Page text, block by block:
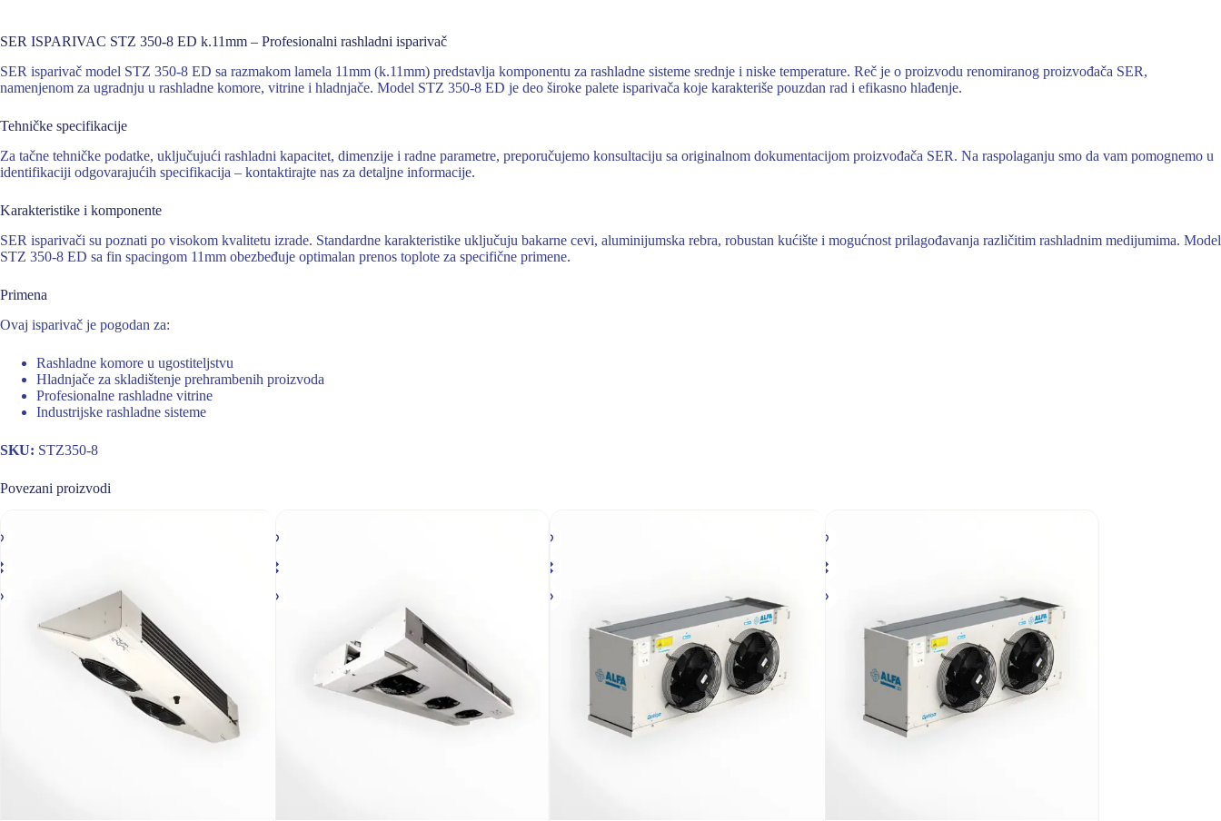
SER ISPARIVAC STZ 350-8 ED k.11mm – Profesionalni rashladni isparivač
SER isparivač model STZ 350-8 ED sa razmakom lamela 11mm (k.11mm) predstavlja komponentu za rashladne sisteme srednje i niske temperature. Reč je o proizvodu renomiranog proizvođača SER,
namenjenom za ugradnju u rashladne komore, vitrine i hladnjače. Model STZ 350-8 ED je deo široke palete isparivača koje karakteriše pouzdan rad i efikasno hlađenje.
Tehničke specifikacije
Za tačne tehničke podatke, uključujući rashladni kapacitet, dimenzije i radne parametre, preporučujemo konsultaciju sa originalnom dokumentacijom proizvođača SER. Na raspolaganju smo da vam pomognemo u
identifikaciji odgovarajućih specifikacija – kontaktirajte nas za detaljne informacije.
Karakteristike i komponente
SER isparivači su poznati po visokom kvalitetu izrade. Standardne karakteristike uključuju bakarne cevi, aluminijumska rebra, robustan kućište i mogućnost prilagođavanja različitim rashladnim medijumima. Model
STZ 350-8 ED sa fin spacingom 11mm obezbeđuje optimalan prenos toplote za specifične primene.
Primena
Ovaj isparivač je pogodan za:
Rashladne komore u ugostiteljstvu
Hladnjače za skladištenje prehrambenih proizvoda
Profesionalne rashladne vitrine
Industrijske rashladne sisteme
SKU: STZ350-8
Povezani proizvodi